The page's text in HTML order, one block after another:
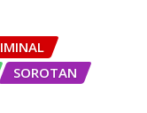
SOROTAN